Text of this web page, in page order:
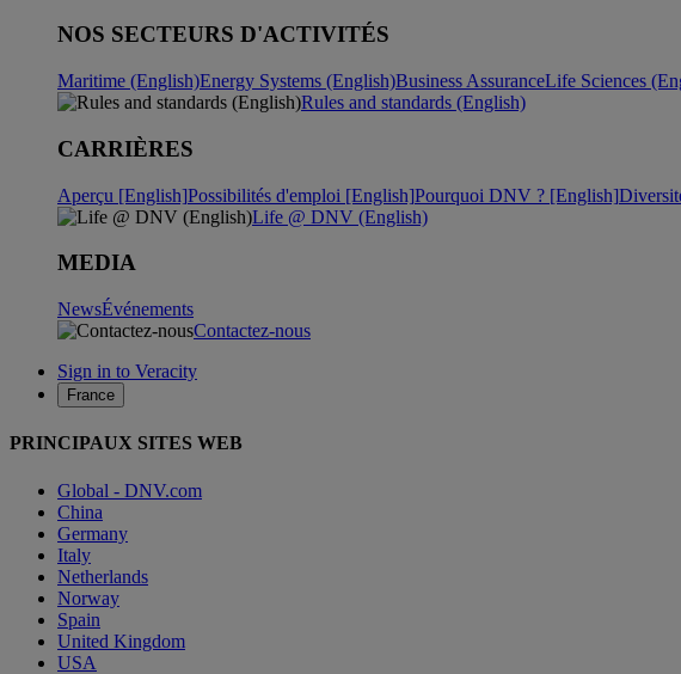
NOS SECTEURS D'ACTIVITÉS
Maritime (English)Energy Systems (English)Business AssuranceLife Sciences
Rules and standards (English)
CARRIÈRES
Aperçu [English]Possibilités d'emploi [English]Pourquoi DNV ? [English]
Life @ DNV (English)
MEDIA
NewsÉvénements
Contactez-nous
Sign in to Veracity
France
PRINCIPAUX SITES WEB
Global - DNV.com
China
Germany
Italy
Netherlands
Norway
Spain
United Kingdom
USA